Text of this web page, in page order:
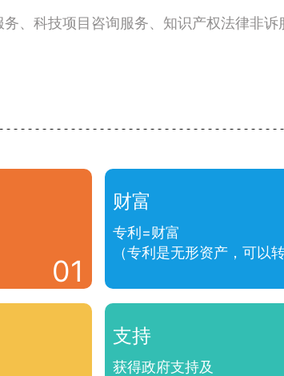
、科技项目咨询服务、知识产权法律非诉
01
财富
专利=财富
（专利是无形资产，可以
支持
获得政府支持及